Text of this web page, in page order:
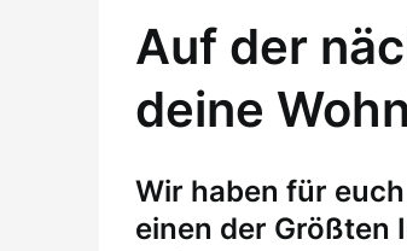
Auf der
deine
Wir haben für
einen der Größten